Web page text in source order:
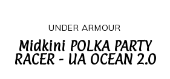
UNDER ARMOUR
Midkini POLKA PARTY
RACER - UA OCEAN 2.0